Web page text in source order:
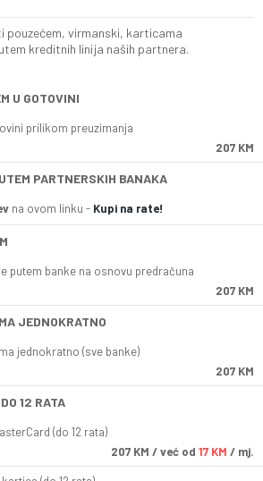
pouzećem, virmanski, karticama
kreditnih linija naših partnera.
U GOTOVINI
prilikom preuzimanja
207 KM
PARTNERSKIH BANAKA
na ovom linku - Kupi na rate!
putem banke na osnovu predračuna
207 KM
JEDNOKRATNO
jednokratno (sve banke)
207 KM
12 RATA
(do 12 rata)
207 KM / već od 17 KM / mj.